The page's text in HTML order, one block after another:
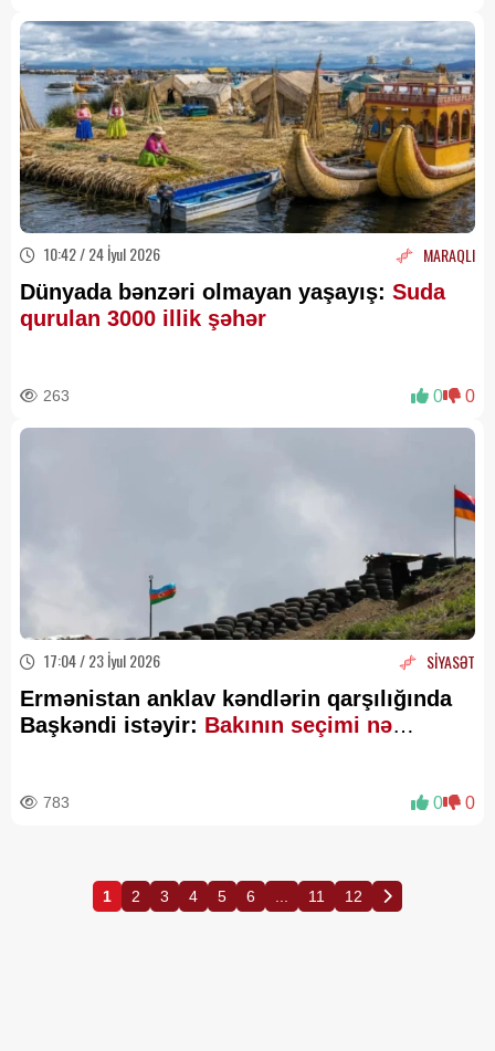
10:42 / 24 İyul 2026 MARAQLI
Dünyada bənzəri olmayan yaşayış: Suda
qurulan 3000 illik şəhər
263 0 0
17:04 / 23 İyul 2026 SİYASƏT
Ermənistan anklav kəndlərin qarşılığında
Başkəndi istəyir: Bakının seçimi nə
783 0 0
1 2 3 4 5 6 11 12